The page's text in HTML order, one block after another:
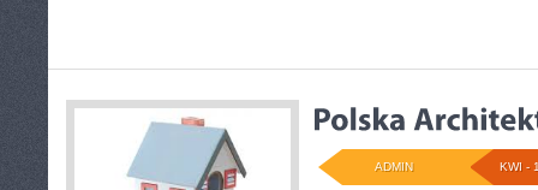
KWI -
ADMIN